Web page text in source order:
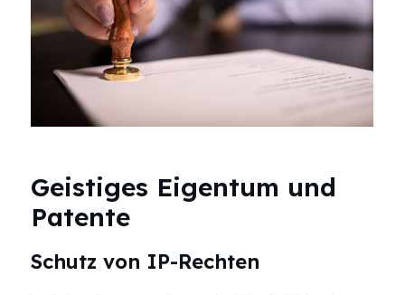
Geistiges Eigentum und
Patente
Schutz von IP-Rechten